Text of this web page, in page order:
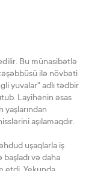
Bu münasibətlə
ilə növbəti
yuvalar" adlı tədbir
Layihənin əsas
yaşlarından
aşılamaqdır.
uşaqlarla iş
və daha